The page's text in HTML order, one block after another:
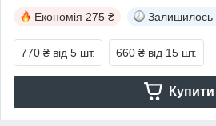
Економія 275 ₴ Залишилось
770 ₴ від 5 шт. 660 ₴ від 15 шт.
Купити